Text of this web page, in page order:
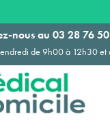
nous au 03 28 76
de 9h00 à 12h30